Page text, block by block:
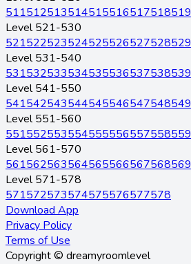
511512513514515516517518519
Level 521-530
521522523524525526527528529
Level 531-540
531532533534535536537538539
Level 541-550
541542543544545546547548549
Level 551-560
551552553554555556557558559
Level 561-570
561562563564565566567568569
Level 571-578
571572573574575576577578
Download App
Privacy Policy
Terms of Use
Copyright © dreamyroomlevel